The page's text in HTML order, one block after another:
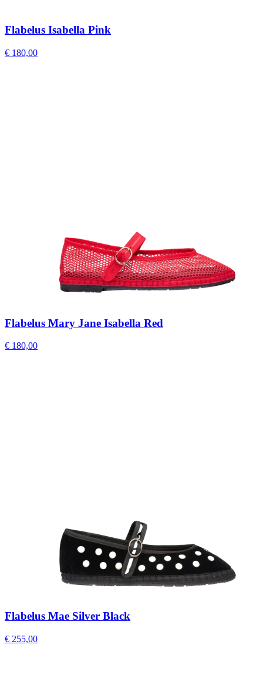
Flabelus Isabella Pink
€ 180,00
Flabelus Mary Jane Isabella Red
€ 180,00
Flabelus Mae Silver Black
€ 255,00